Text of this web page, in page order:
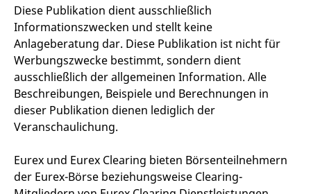
Diese Publikation dient ausschließlich
Informationszwecken und stellt keine
Anlageberatung dar. Diese Publikation ist nicht für
Werbungszwecke bestimmt, sondern dient
ausschließlich der allgemeinen Information. Alle
Beschreibungen, Beispiele und Berechnungen in
dieser Publikation dienen lediglich der
Veranschaulichung.
Eurex und Eurex Clearing bieten Börsenteilnehmern
der Eurex-Börse beziehungsweise Clearing-
messen. Es handelt sich
um ein Muster-Cookie,
bei dem auf das Präfix
_pk_ses eine kurze Reihe
von Zahlen und
es sich vermutlich um
einen Referenzcode für
die Domain handelt, die
das Cookie setzt.
_pk_id.7.d059 www.eurex.com 1 Jahr
Dieser Cookie-Name ist
Betreibern zu helfen, das
Besucherverhalten zu
verfolgen und die
Leistung der Website zu
eingebetteter Videos
zu verfolgen.